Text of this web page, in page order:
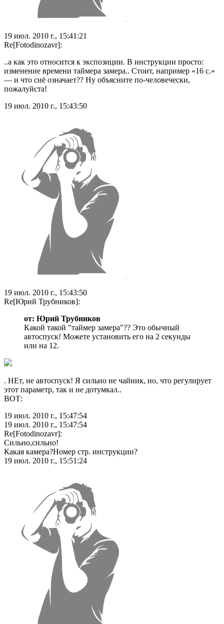
19 июл. 2010 г., 15:41:21
Re[Fotodinozavr]:
..а как это относится к экспозиции. В инструкции просто:
изменение времени таймера замера.. Стоит, например «16 с.»
— и что сиё означает?? Ну объясните по-человечески,
пожалуйста!
19 июл. 2010 г., 15:43:50
19 июл. 2010 г., 15:43:50
Re[Юрий Трубников]:
от: Юрий Трубников
Какой такой "таймер замера"?? Это обычный
автоспуск! Можете установить его на 2 секунды
или на 12.
. НЕт, не автоспуск! Я сильно не чайник, но, что регулирует
этот параметр, так и не дотумкал..
ВОТ:
19 июл. 2010 г., 15:47:54
19 июл. 2010 г., 15:47:54
Re[Fotodinozavr]:
Сильно,сильно!
Какая камера?Номер стр. инструкции?
19 июл. 2010 г., 15:51:24